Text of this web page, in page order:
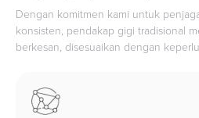
Dengan komitmen kami untuk
konsisten, pendakap gigi tradisional
berkesan, disesuaikan dengan